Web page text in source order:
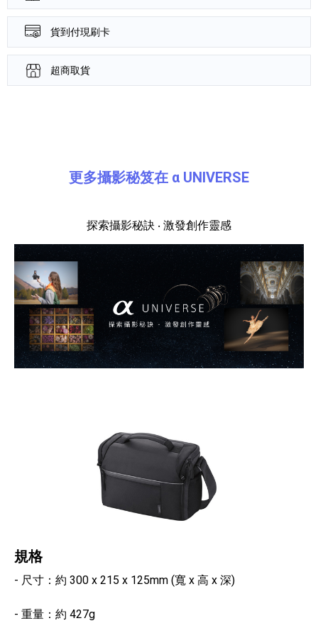
貨到付現刷卡
超商取貨
更多攝影秘笈在 α UNIVERSE
探索攝影秘訣 ‧ 激發創作靈感
規格
- 尺寸：約 300 x 215 x 125mm (寬 x 高 x 深)
- 重量：約 427g